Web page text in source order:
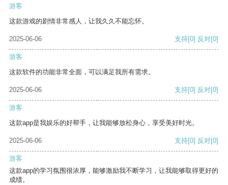
游客
这款游戏的剧情非常感人，让我久久不能忘怀。
2025-06-06 支持[0] 反对[0]
游客
这款软件的功能非常全面，可以满足我所有需求。
2025-06-06 支持[0] 反对[0]
游客
这款app是我娱乐的好帮手，让我能够放松身心，享受美好时光。
2025-06-06 支持[0] 反对[0]
游客
这款app的学习氛围很浓厚，能够激励我不断学习，让我能够取得更好的
成绩。